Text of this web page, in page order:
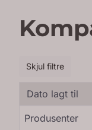
Skjul filtre
Produsenter